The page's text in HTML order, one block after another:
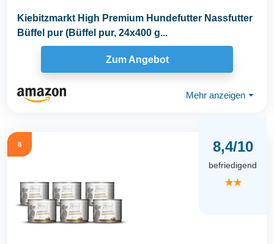
Kiebitzmarkt High Premium Hundefutter Nassfutter
Büffel pur (Büffel pur, 24x400 g...
Zum Angebot
Mehr anzeigen ⏷
8 8,4/10
befriedigend
★★